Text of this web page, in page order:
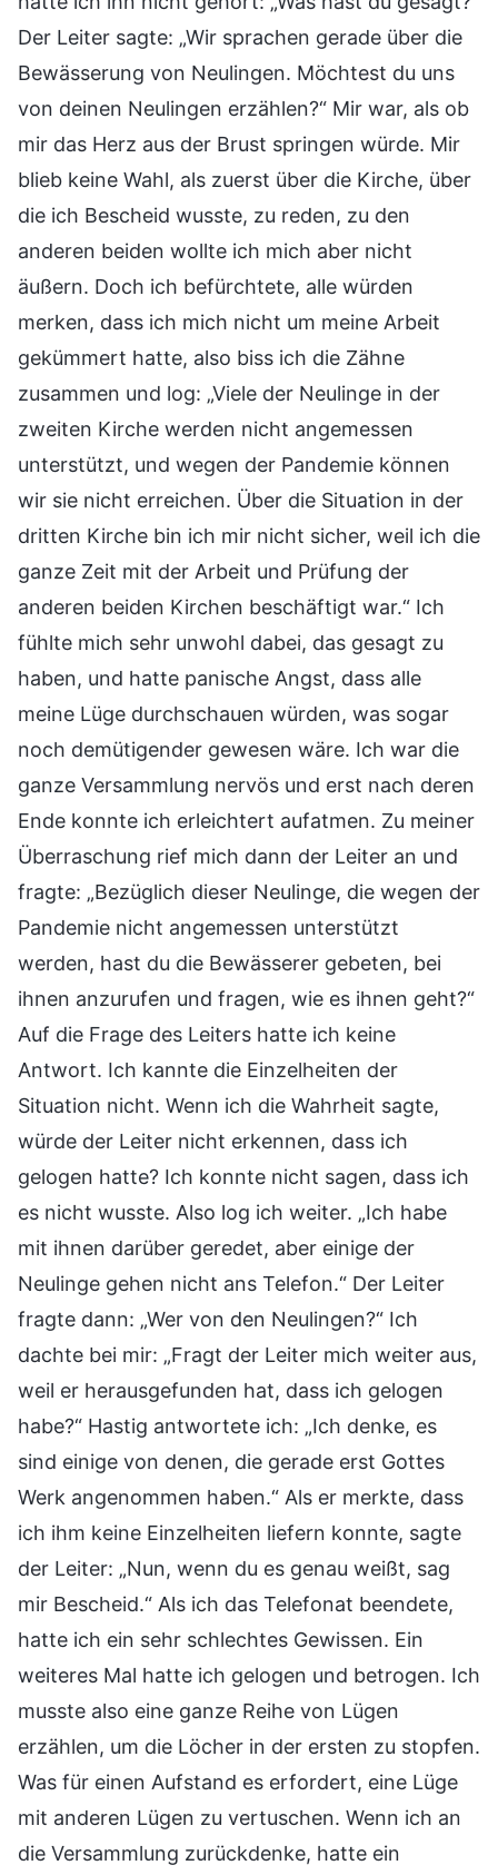
Der Leiter sagte: „Wir sprachen gerade über die
Bewässerung von Neulingen. Möchtest du uns
von deinen Neulingen erzählen?“ Mir war, als ob
mir das Herz aus der Brust springen würde. Mir
blieb keine Wahl, als zuerst über die Kirche, über
die ich Bescheid wusste, zu reden, zu den
anderen beiden wollte ich mich aber nicht
äußern. Doch ich befürchtete, alle würden
merken, dass ich mich nicht um meine Arbeit
gekümmert hatte, also biss ich die Zähne
zusammen und log: „Viele der Neulinge in der
zweiten Kirche werden nicht angemessen
unterstützt, und wegen der Pandemie können
wir sie nicht erreichen. Über die Situation in der
dritten Kirche bin ich mir nicht sicher, weil ich die
ganze Zeit mit der Arbeit und Prüfung der
anderen beiden Kirchen beschäftigt war.“ Ich
fühlte mich sehr unwohl dabei, das gesagt zu
haben, und hatte panische Angst, dass alle
meine Lüge durchschauen würden, was sogar
noch demütigender gewesen wäre. Ich war die
ganze Versammlung nervös und erst nach deren
Ende konnte ich erleichtert aufatmen. Zu meiner
Überraschung rief mich dann der Leiter an und
fragte: „Bezüglich dieser Neulinge, die wegen der
Pandemie nicht angemessen unterstützt
werden, hast du die Bewässerer gebeten, bei
ihnen anzurufen und fragen, wie es ihnen geht?“
Auf die Frage des Leiters hatte ich keine
Antwort. Ich kannte die Einzelheiten der
Situation nicht. Wenn ich die Wahrheit sagte,
würde der Leiter nicht erkennen, dass ich
gelogen hatte? Ich konnte nicht sagen, dass ich
es nicht wusste. Also log ich weiter. „Ich habe
mit ihnen darüber geredet, aber einige der
Neulinge gehen nicht ans Telefon.“ Der Leiter
fragte dann: „Wer von den Neulingen?“ Ich
dachte bei mir: „Fragt der Leiter mich weiter aus,
weil er herausgefunden hat, dass ich gelogen
habe?“ Hastig antwortete ich: „Ich denke, es
sind einige von denen, die gerade erst Gottes
Werk angenommen haben.“ Als er merkte, dass
ich ihm keine Einzelheiten liefern konnte, sagte
der Leiter: „Nun, wenn du es genau weißt, sag
mir Bescheid.“ Als ich das Telefonat beendete,
hatte ich ein sehr schlechtes Gewissen. Ein
weiteres Mal hatte ich gelogen und betrogen. Ich
musste also eine ganze Reihe von Lügen
erzählen, um die Löcher in der ersten zu stopfen.
Was für einen Aufstand es erfordert, eine Lüge
mit anderen Lügen zu vertuschen. Wenn ich an
die Versammlung zurückdenke, hatte ein